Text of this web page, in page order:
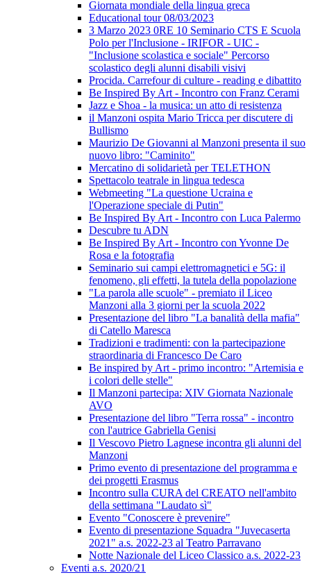
Giornata mondiale della lingua greca
Educational tour 08/03/2023
3 Marzo 2023 0RE 10 Seminario CTS E Scuola
Polo per l'Inclusione - IRIFOR - UIC -
"Inclusione scolastica e sociale" Percorso
scolastico degli alunni disabili visivi
Procida. Carrefour di culture - reading e dibattito
Be Inspired By Art - Incontro con Franz Cerami
Jazz e Shoa - la musica: un atto di resistenza
il Manzoni ospita Mario Tricca per discutere di
Bullismo
Maurizio De Giovanni al Manzoni presenta il suo
nuovo libro: "Caminito"
Mercatino di solidarietà per TELETHON
Spettacolo teatrale in lingua tedesca
Webmeeting "La questione Ucraina e
l'Operazione speciale di Putin"
Be Inspired By Art - Incontro con Luca Palermo
Descubre tu ADN
Be Inspired By Art - Incontro con Yvonne De
Rosa e la fotografia
Seminario sui campi elettromagnetici e 5G: il
fenomeno, gli effetti, la tutela della popolazione
"La parola alle scuole" - premiato il Liceo
Manzoni alla 3 giorni per la scuola 2022
Presentazione del libro "La banalità della mafia"
di Catello Maresca
Tradizioni e tradimenti: con la partecipazione
straordinaria di Francesco De Caro
Be inspired by Art - primo incontro: "Artemisia e
i colori delle stelle"
Il Manzoni partecipa: XIV Giornata Nazionale
AVO
Presentazione del libro "Terra rossa" - incontro
con l'autrice Gabriella Genisi
Il Vescovo Pietro Lagnese incontra gli alunni del
Manzoni
Primo evento di presentazione del programma e
dei progetti Erasmus
Incontro sulla CURA del CREATO nell'ambito
della settimana "Laudato sì"
Evento "Conoscere è prevenire"
Evento di presentazione Squadra "Juvecaserta
2021" a.s. 2022-23 al Teatro Parravano
Notte Nazionale del Liceo Classico a.s. 2022-23
Eventi a.s. 2020/21